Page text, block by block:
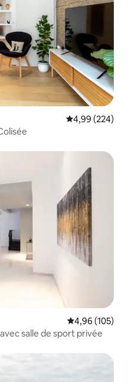
Évaluation
4,99 (224)
appréciés
Évaluation
4,96 (105)
salle de sport privée
appréciés